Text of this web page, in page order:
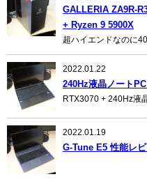
GALLERIA ZA9R-
+ Ryzen 9 5900X
超ハイエンドなのに
2022.01.22
240Hz液晶ノート
RTX3070 + 240Hz液
2022.01.19
G-Tune E5 性能レ